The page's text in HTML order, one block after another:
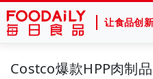
让食品创
Costco爆款HPP肉制